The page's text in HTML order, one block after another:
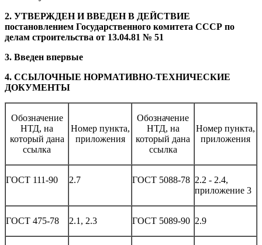
2. УТВЕРЖДЕН И ВВЕДЕН В ДЕЙСТВИЕ
постановлением Государственного комитета СССР по
делам строительства от 13.04.81 № 51
3. Введен впервые
4. ССЫЛОЧНЫЕ НОРМАТИВНО-ТЕХНИЧЕСКИЕ
ДОКУМЕНТЫ
Обозначение
НТД, на
который дана
ссылка
Номер пункта,
приложения
Обозначение
НТД, на
который дана
ссылка
Номер пункта,
приложения
ГОСТ 111-90 2.7 ГОСТ 5088-78 2.2 - 2.4,
приложение 3
ГОСТ 475-78 2.1, 2.3 ГОСТ 5089-90 2.9